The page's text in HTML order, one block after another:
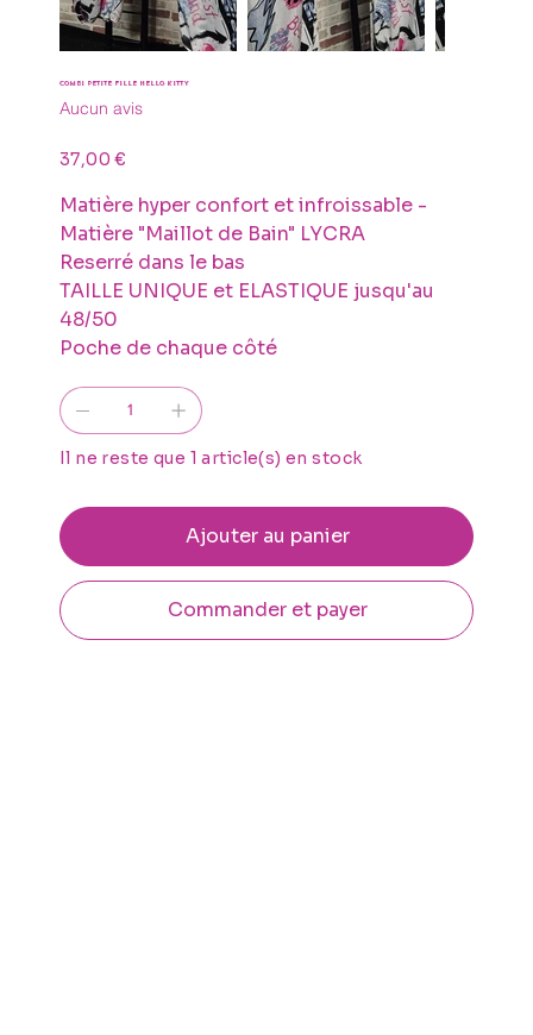
COMBI PETITE FILLE HELLO KITTY
Aucun avis
Prix
37,00 €
Matière hyper confort et infroissable -
Matière "Maillot de Bain" LYCRA
Reserré dans le bas
TAILLE UNIQUE et ELASTIQUE jusqu'au
48/50
Poche de chaque côté
Il ne reste que 1 article(s) en stock
Ajouter au panier
Commander et payer